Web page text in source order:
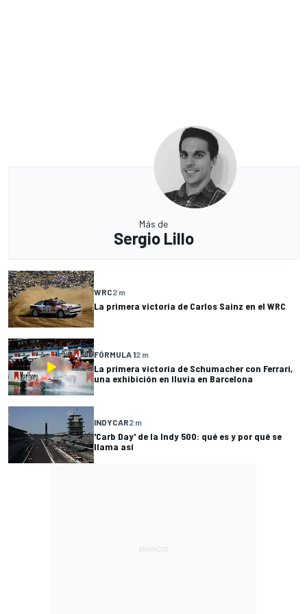
Más de
Sergio Lillo
WRC2 m
La primera victoria de Carlos Sainz en el WRC
FÓRMULA 12 m
La primera victoria de Schumacher con Ferrari,
una exhibición en lluvia en Barcelona
INDYCAR2 m
'Carb Day' de la Indy 500: qué es y por qué se
llama así